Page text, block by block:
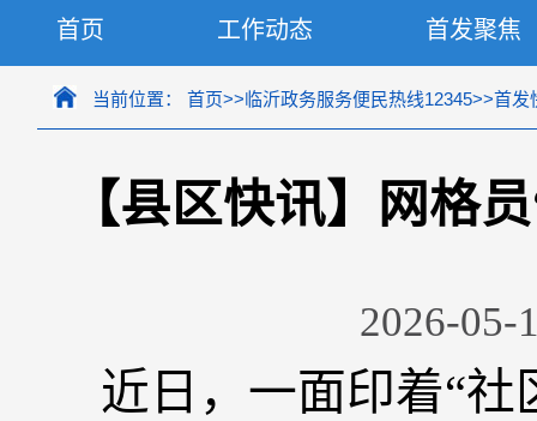
首页 工作动态 首发聚焦
当前位置： 首页>>临沂政务服务便民热线12345>>首发
【县区快讯】网格
2026-05-
近日，一面印着“